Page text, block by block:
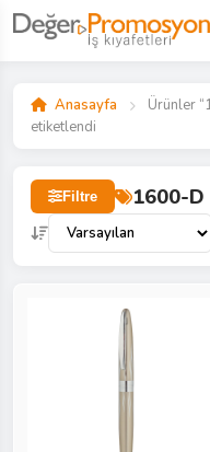
Anasayfa
Ürünler
etiketlendi
Filtre 1600-